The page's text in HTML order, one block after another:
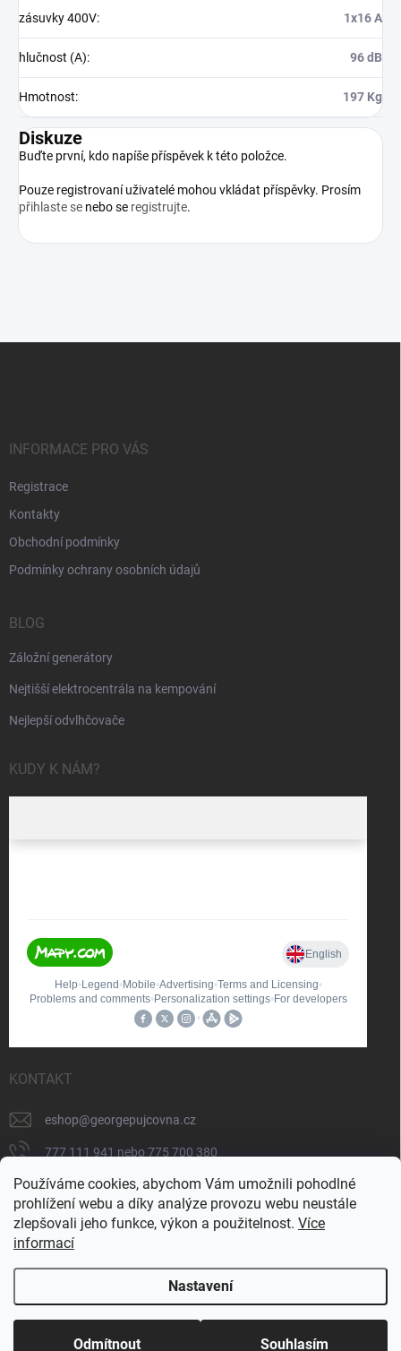
Používáme cookies, abychom Vám umožnili pohodlné
prohlížení webu a díky analýze provozu webu neustále
zlepšovali jeho funkce, výkon a použitelnost. Více
informací
Nastavení
Odmítnout Souhlasím
Doprava zdarma od 5 000 Kč a sleva 5 % pro
zásuvky 400V: 1x16 A
hlučnost (A): 96 dB
Hmotnost: 197 Kg
Diskuze
Buďte první, kdo napíše příspěvek k této položce.
Pouze registrovaní uživatelé mohou vkládat příspěvky. Prosím
přihlaste se nebo se registrujte.
INFORMACE PRO VÁS
Registrace
Kontakty
Obchodní podmínky
Podmínky ochrany osobních údajů
BLOG
Záložní generátory
Nejtišší elektrocentrála na kempování
Nejlepší odvlhčovače
KUDY K NÁM?
KONTAKT
eshop@georgepujcovna.cz
777 111 941 nebo 775 700 380
775 700 380
https://www.facebook.com/people/George-
p%C5%AFj%C4%8Dovna/100065206834745/
Copyright 2026GEORGE - technika. Všechna práva vyhrazena.Upravit